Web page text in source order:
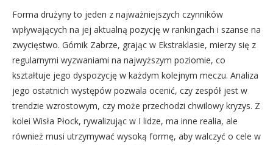
Forma drużyny to jeden z najważniejszych czynników
wpływających na jej aktualną pozycję w rankingach i szanse na
zwycięstwo. Górnik Zabrze, grając w Ekstraklasie, mierzy się z
regularnymi wyzwaniami na najwyższym poziomie, co
kształtuje jego dyspozycję w każdym kolejnym meczu. Analiza
jego ostatnich występów pozwala ocenić, czy zespół jest w
trendzie wzrostowym, czy może przechodzi chwilowy kryzys. Z
kolei Wisła Płock, rywalizując w I lidze, ma inne realia, ale
również musi utrzymywać wysoką formę, aby walczyć o cele w